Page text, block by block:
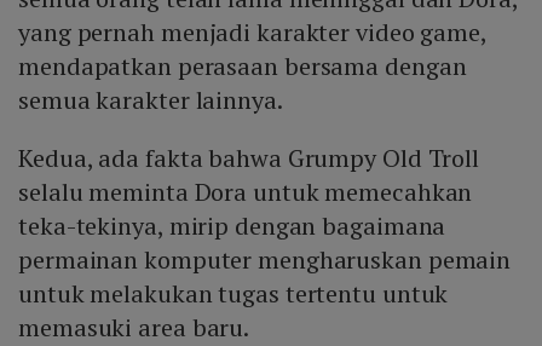
yang pernah menjadi karakter video game,
mendapatkan perasaan bersama dengan
semua karakter lainnya.
Kedua, ada fakta bahwa Grumpy Old Troll
selalu meminta Dora untuk memecahkan
teka-tekinya, mirip dengan bagaimana
permainan komputer mengharuskan pemain
untuk melakukan tugas tertentu untuk
memasuki area baru.